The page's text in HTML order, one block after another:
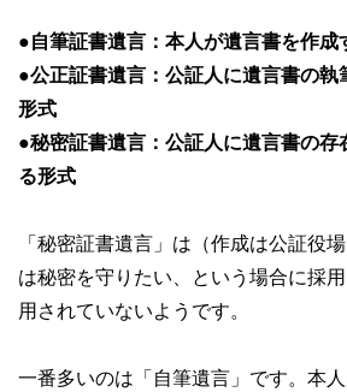
●自筆証書遺言：本人が遺言書を作成
●公正証書遺言：公証人に遺言書の執
形式
●秘密証書遺言：公証人に遺言書の存
る形式
「秘密証書遺言」は（作成は公証役
は秘密を守りたい、という場合に採
用されていないようです。
一番多いのは「自筆遺言」です。本